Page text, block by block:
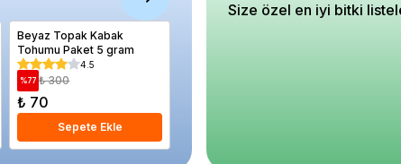
Beyaz Topak Kabak
Tohumu Paket 5 gram
4.5
%77 ₺ 300
₺ 70
Sepete Ekle
Size özel en iyi bitki